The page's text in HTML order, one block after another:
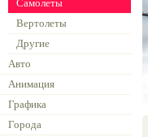
Самолеты
Вертолеты
Другие
Авто
Анимация
Графика
Города